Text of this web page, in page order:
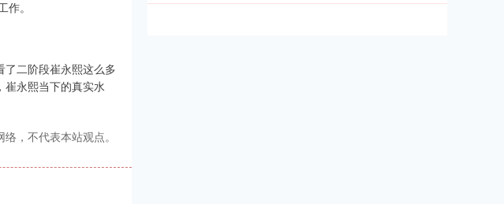
。
二阶段崔永熙这么多
崔永熙当下的真实水
，不代表本站观点。